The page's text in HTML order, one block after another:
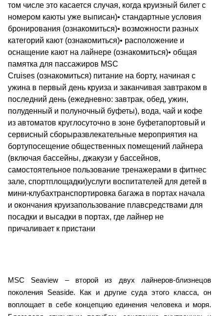
MSC Seaview – второй из двух лайнеров-близнецов
поколения Seaside. Как и другие суда этого класса, он
воплощает в себе концепцию единения человека и моря.
том числе это касается случая, когда круизный билет с
номером каюты уже выписан)• стандартные условия
бронирования (ознакомиться)• возможности разных
категорий кают (ознакомиться)• расположение и
оснащение кают на лайнере (ознакомиться)• общая
памятка для пассажиров MSC
Cruises (ознакомиться) питание на борту, начиная с
ужина в первый день круиза и заканчивая завтраком в
последний день (ежедневно: завтрак, обед, ужин,
полуденный и полуночный буфеты), вода, чай и кофе
из автоматов круглосуточно в зоне буфетапортовый и
сервисный сборыразвлекательные мероприятия на
бортупосещение общественных помещений лайнера
(включая бассейны, джакузи у бассейнов,
самостоятельное пользование тренажерами в фитнес
зале, спортплощадки)услуги воспитателей для детей в
мини-клубахтранспортировка багажа в портах начала
и окончания круизапользование плавсредствами для
посадки и высадки в портах, где лайнер не
причаливает к пристани